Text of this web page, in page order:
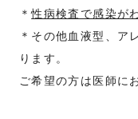
＊性病検査で感染が
＊その他血液型、ア
ります。
ご希望の方は医師に